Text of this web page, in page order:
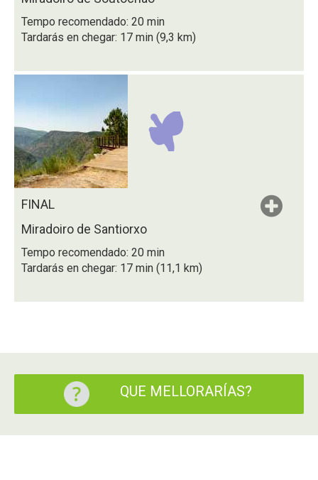
Tempo recomendado: 20 min
Tardarás en chegar: 17 min (9,3 km)
FINAL
Miradoiro de Santiorxo
Tempo recomendado: 20 min
Tardarás en chegar: 17 min (11,1 km)
QUE MELLORARÍAS?